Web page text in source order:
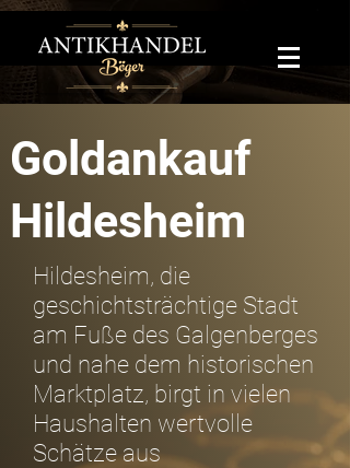
Goldankauf
Hildesheim
Hildesheim, die
geschichtsträchtige Stadt
am Fuße des Galgenberges
und nahe dem historischen
Marktplatz, birgt in vielen
Haushalten wertvolle
Schätze aus